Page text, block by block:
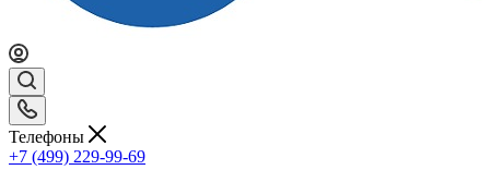
Телефоны
+7 (499) 229-99-69